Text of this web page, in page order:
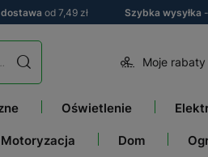
od 7,49 zł Szybka wysyłka
Moje rabaty
Oświetlenie
Motoryzacja Dom